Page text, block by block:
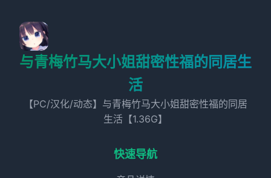
与青梅竹马大小姐甜密性福的同居生
活
【PC/汉化/动态】与青梅竹马大小姐甜密性福的同居
生活【1.36G】
快速导航